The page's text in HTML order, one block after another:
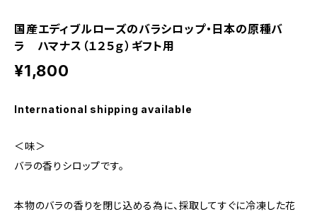
国産エディブルローズのバラシロップ・日本の原種バ
ラ ハマナス（１２５ｇ）ギフト用
¥1,800
International shipping available
＜味＞
バラの香りシロップです。
本物のバラの香りを閉じ込める為に、採取してすぐに冷凍した花